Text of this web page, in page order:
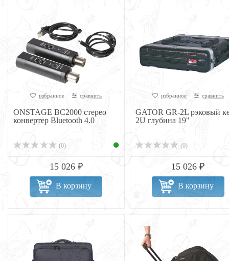
избранное сравнить
ONSTAGE BC2000 стерео
конвертер Bluetooth 4.0
(0)
15 026 ₽
В корзину
избранное сравнить
GATOR GR-2L рэковый
2U глубина 19"
(0)
15 026 ₽
В корзину